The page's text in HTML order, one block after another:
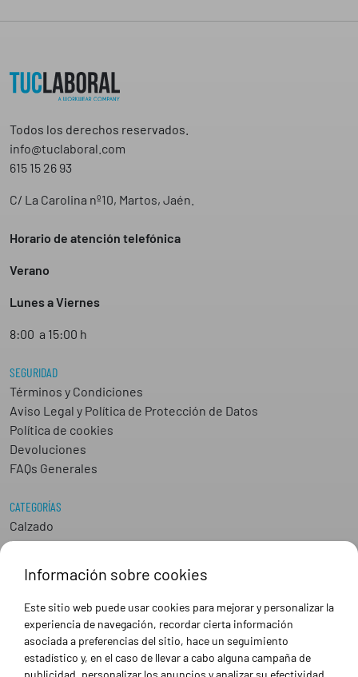
Todos los derechos reservados.
info@tuclaboral.com
615 15 26 93
C/ La Carolina nº10, Martos, Jaén.
Horario de atención telefónica
Verano
Lunes a Viernes
8:00 a 15:00 h
SEGURIDAD
Términos y Condiciones
Aviso Legal y Política de Protección de Datos
Política de cookies
Devoluciones
FAQs Generales
CATEGORÍAS
Calzado
Epis
Industria
Peluquería y Estética
Sanidad
Ropa de trabajo personalizada
Información sobre cookies
Este sitio web puede usar cookies para mejorar y personalizar la
experiencia de navegación, recordar cierta información
asociada a preferencias del sitio, hace un seguimiento
estadístico y, en el caso de llevar a cabo alguna campaña de
publicidad, personalizar los anuncios y analizar su efectividad.